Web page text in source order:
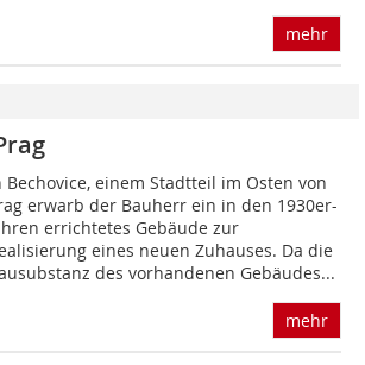
mehr
Bechovice, einem Stadtteil im Osten von
erwarb der Bauherr ein in den 1930er-
errichtetes Gebäude zur
eines neuen Zuhauses. Da die
des vorhandenen Gebäudes...
mehr